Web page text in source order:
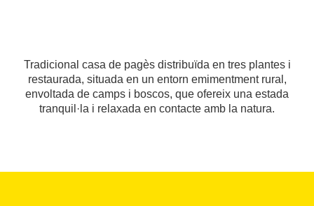
Tradicional casa de pagès distribuïda en tres plantes i
restaurada, situada en un entorn emimentment rural,
envoltada de camps i boscos, que ofereix una estada
tranquil·la i relaxada en contacte amb la natura.